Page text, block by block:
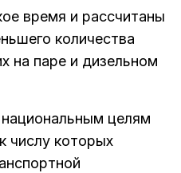
время и рассчитаны
количества
на паре и дизельном
целям
числу которых